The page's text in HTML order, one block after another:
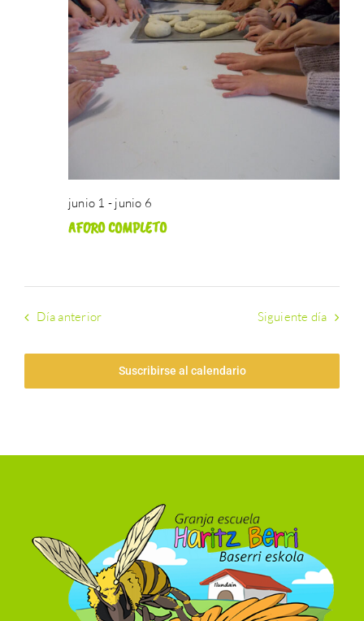
ATERPEAK
BIZI-BASO
ERLE-KIDE
junio
2026
y
vistas
de
AFORO COMPLETO
junio 1 - junio 6
Día anterior Siguiente día
Suscribirse al calendario